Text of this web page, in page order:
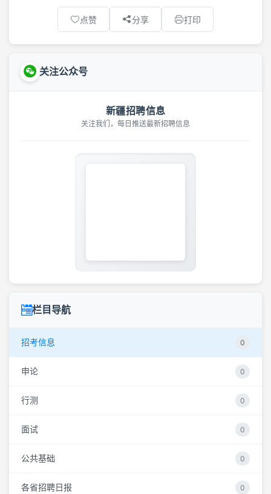
点赞 分享 打印
关注公众号
新疆招聘信息
关注我们，每日推送最新招聘信息
栏目导航
招考信息 0
申论 0
行测 0
面试 0
公共基础 0
各省招聘日报 0